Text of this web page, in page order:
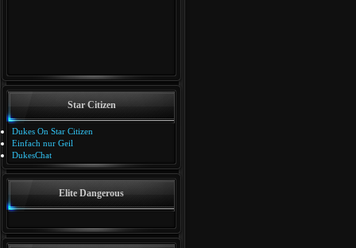
Star Citizen
Dukes On Star Citizen
Einfach nur Geil
DukesChat
Elite Dangerous